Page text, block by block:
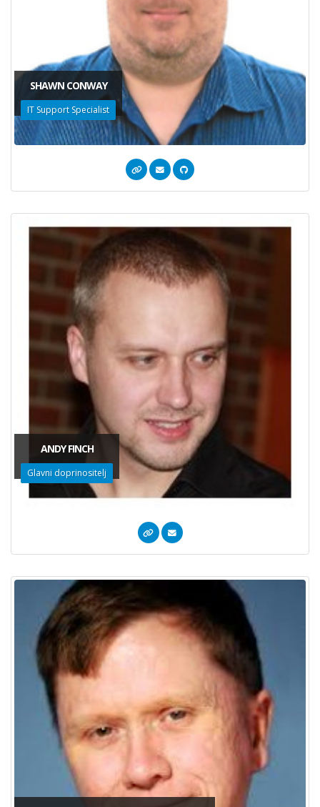
SHAWN CONWAY
IT Support Specialist
ANDY FINCH
Glavni doprinositelj